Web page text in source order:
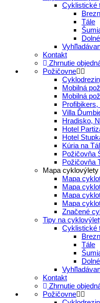
Cyklistické
Tále
Kontakt
Zhrnutie
Požičovne
Mobilná
Mobilná
Villa
Hradisko,
Hotel
Hotel
Kúria na
Požičovňa
Požičovňa
Mapa cyklovýlety
Mapa
Mapa
Mapa
Mapa
Značené
Tipy na
Cyklistické
Tále
Kontakt
Zhrnutie
Požičovne